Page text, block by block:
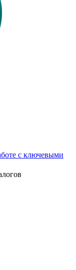
с ключевыми